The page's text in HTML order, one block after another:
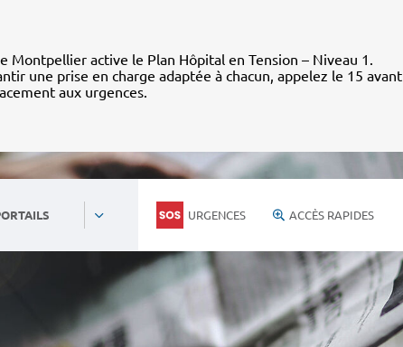
Montpellier active le Plan Hôpital en Tension – Niveau 1.
une prise en charge adaptée à chacun, appelez le 15 avant
aux urgences.
URGENCES ACCÈS RAPIDES